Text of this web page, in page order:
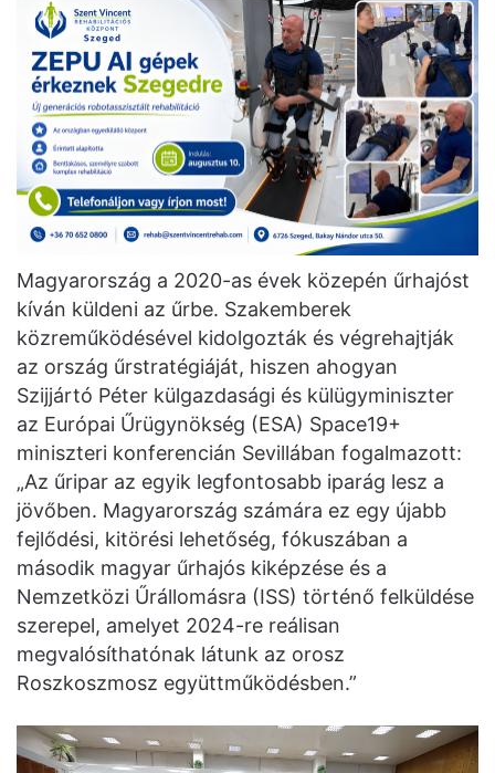
Magyarország a 2020-as évek közepén űrhajóst
kíván küldeni az űrbe. Szakemberek
közreműködésével kidolgozták és végrehajtják
az ország űrstratégiáját, hiszen ahogyan
Szijjártó Péter külgazdasági és külügyminiszter
az Európai Űrügynökség (ESA) Space19+
miniszteri konferencián Sevillában fogalmazott:
„Az űripar az egyik legfontosabb iparág lesz a
jövőben. Magyarország számára ez egy újabb
fejlődési, kitörési lehetőség, fókuszában a
második magyar űrhajós kiképzése és a
Nemzetközi Űrállomásra (ISS) történő felküldése
szerepel, amelyet 2024-re reálisan
megvalósíthatónak látunk az orosz
Roszkoszmosz együttműködésben.”